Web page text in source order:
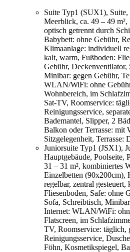
Suite Typ1 (SUX1), Suite,
Meerblick, ca. 49 – 49 m²,
optisch getrennt durch
Babybett: ohne Gebühr,
Klimaanlage: individuell
kalt, warm, Fußboden:
Gebühr, Deckenventilator,
Minibar: gegen Gebühr,
WLAN/WiFi: ohne
Wohnbereich, im
Sat-TV, Roomservice:
Reinigungsservice,
Bademantel, Slipper, 2
Balkon oder Terrasse:
Sitzgelegenheit, Terrasse:
Juniorsuite Typ1 (JSX1),
Hauptgebäude, Poolseite,
31 – 31 m², kombiniertes
Einzelbetten (90x200cm),
regelbar, zentral
Fliesenboden, Safe: ohne
Sofa, Schreibtisch,
Internet: WLAN/WiFi:
Flatscreen, im
TV, Roomservice: täglich,
Reinigungsservice,
Föhn, Kosmetikspiegel,